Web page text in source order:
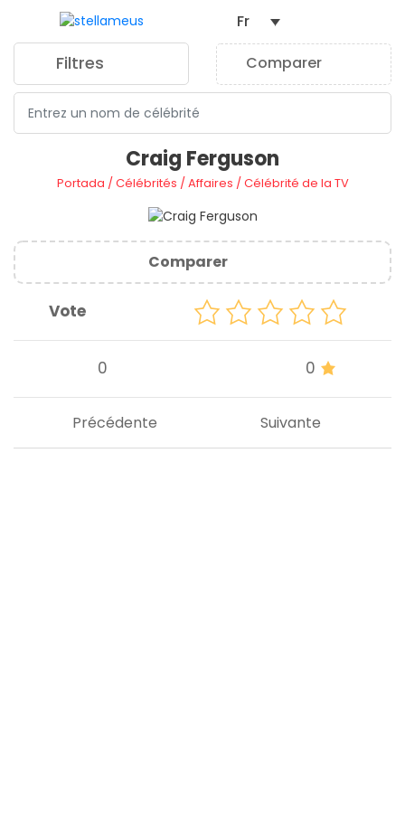
Filtres Comparer
Fr
Craig Ferguson
Portada /Célébrités /Affaires /Célébrité de la TV
Comparer
Vote
0 0
Suivante
Précédente